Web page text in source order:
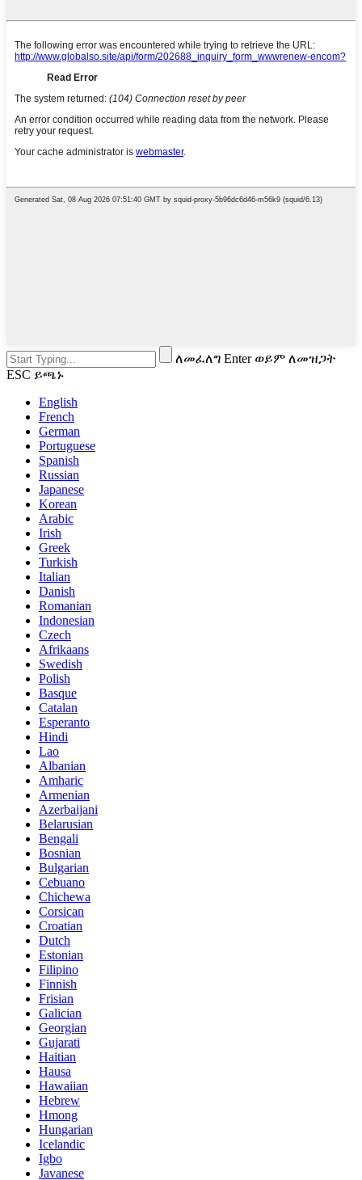
ለመፈለግ Enter ወይም ለመዝጋት
ESC ይጫኑ
English
French
German
Portuguese
Spanish
Russian
Japanese
Korean
Arabic
Irish
Greek
Turkish
Italian
Danish
Romanian
Indonesian
Czech
Afrikaans
Swedish
Polish
Basque
Catalan
Esperanto
Hindi
Lao
Albanian
Amharic
Armenian
Azerbaijani
Belarusian
Bengali
Bosnian
Bulgarian
Cebuano
Chichewa
Corsican
Croatian
Dutch
Estonian
Filipino
Finnish
Frisian
Galician
Georgian
Gujarati
Haitian
Hausa
Hawaiian
Hebrew
Hmong
Hungarian
Icelandic
Igbo
Javanese